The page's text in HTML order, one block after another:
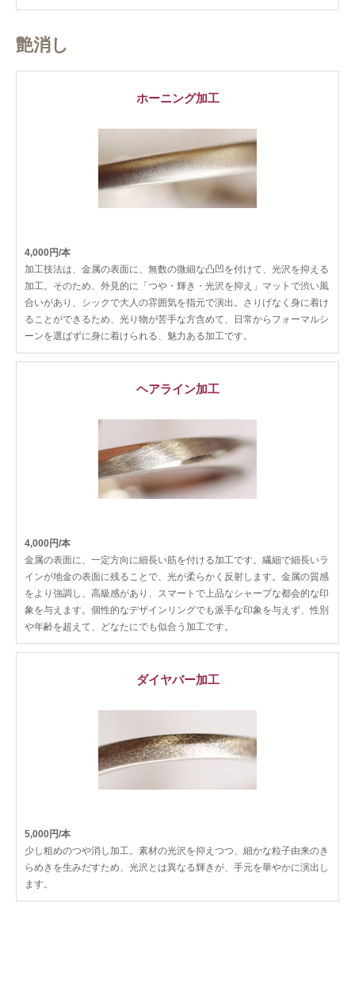
艶消し
ホーニング加工
4,000円/本
加工技法は、金属の表面に、無数の微細な凸凹を付けて、光沢を抑える
加工。そのため、外見的に「つや・輝き・光沢を抑え」マットで渋い風
合いがあり、シックで大人の雰囲気を指元で演出。さりげなく身に着け
ることができるため、光り物が苦手な方含めて、日常からフォーマルシ
ーンを選ばずに身に着けられる、魅力ある加工です。
ヘアライン加工
4,000円/本
金属の表面に、一定方向に細長い筋を付ける加工です。繊細で細長いラ
インが地金の表面に残ることで、光が柔らかく反射します。金属の質感
をより強調し、高級感があり、スマートで上品なシャープな都会的な印
象を与えます。個性的なデザインリングでも派手な印象を与えず、性別
や年齢を超えて、どなたにでも似合う加工です。
ダイヤバー加工
5,000円/本
少し粗めのつや消し加工。素材の光沢を抑えつつ、細かな粒子由来のき
らめきを生みだすため、光沢とは異なる輝きが、手元を華やかに演出し
ます。